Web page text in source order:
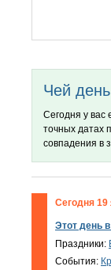
Чей
Сегодня у вас
точных датах
совпадения в
Сегодня 19
Этот день
Праздники:
События: